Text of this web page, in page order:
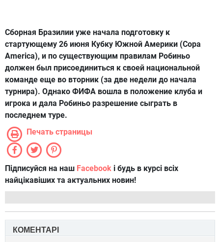
Сборная Бразилии уже начала подготовку к
стартующему 26 июня Кубку Южной Америки (Copa
America), и по существующим правилам Робиньо
должен был присоединиться к своей национальной
команде еще во вторник (за две недели до начала
турнира). Однако ФИФА вошла в положение клуба и
игрока и дала Робиньо разрешение сыграть в
последнем туре.
Печать страницы
Підписуйся на наш Facebook і будь в курсі всіх
найцікавіших та актуальних новин!
КОМЕНТАРІ